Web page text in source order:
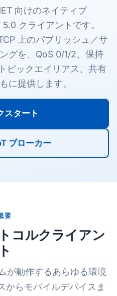
向けのネイティブ
クライアントです。
上のパブリッシュ／サ
グを、QoS 0/1/2、保持
ピックエイリアス、共有
に提供します。
スタート
ブローカー
要
コルクライアン
ト
が動作するあらゆる環境
らモバイルデバイスま